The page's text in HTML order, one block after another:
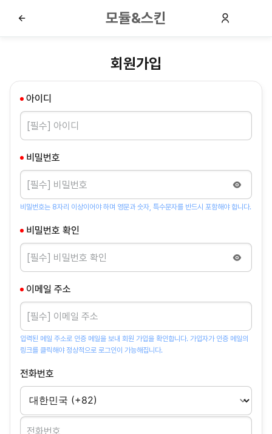
모듈&스킨
회원가입
아이디
비밀번호
비밀번호는 8자리 이상이어야 하며 영문과 숫자, 특수문자를 반드시 포함해야 합니다.
비밀번호 확인
이메일 주소
입력된 메일 주소로 인증 메일을 보내 회원 가입을 확인합니다. 가입자가 인증 메일의
링크를 클릭해야 정상적으로 로그인이 가능해집니다.
전화번호